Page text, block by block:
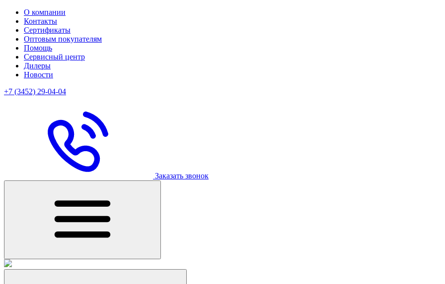
О компании
Контакты
Сертификаты
Оптовым покупателям
Помощь
Сервисный центр
Дилеры
Новости
+7 (3452) 29-04-04
Заказать звонок